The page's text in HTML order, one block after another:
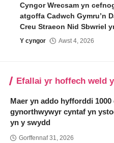
Cyngor Wrecsam yn
atgoffa Cadwch Gymru’n
Creu Straeon Nid Sbwriel
Y cyngor Awst 4, 2026
Efallai yr hoffech weld
Maer yn addo hyfforddi 1000
gynorthwywyr cyntaf yn
yn y swydd
Gorffennaf 31, 2026